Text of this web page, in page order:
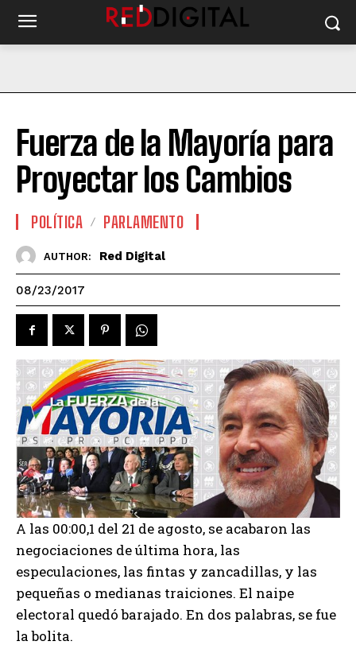
Fuerza de la Mayoría para
Proyectar los Cambios
POLÍTICA PARLAMENTO
AUTHOR: Red Digital
08/23/2017
A las 00:00,1 del 21 de agosto, se acabaron las
negociaciones de última hora, las
especulaciones, las fintas y zancadillas, y las
pequeñas o medianas traiciones. El naipe
electoral quedó barajado. En dos palabras, se fue
la bolita.